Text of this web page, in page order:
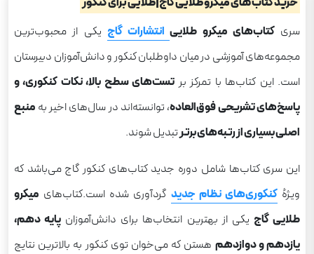
سریکتاب‌های میکرو طلاییانتشارات گاج یکی از محبوب‌ترین
مجموعه‌های آموزشی در میان داوطلبان کنکور و دانش‌آموزان دبیرستان
است. این کتاب‌ها با تمرکز بر تست‌های سطح بالا، نکات کنکوری، و
پاسخ‌های تشریحیفوق‌العاده، توانسته‌اند در سال‌های اخیر به منبع
اصلی بسیاری از رتبه‌های برترتبدیل شوند.
این سری کتاب‌ها شامل دوره جدید کتاب‌های کنکور گاج می‌باشد که
ویژهٔکنکوری‌های نظام جدید گردآوری شده است.کتاب‌های میکرو
طلایی گاج یکی از بهترین انتخاب‌ها برای دانش‌آموزان پایه دهم،
یازدهم و دوازدهم هستن که می‌خوان توی کنکور به بالاترین نتایج